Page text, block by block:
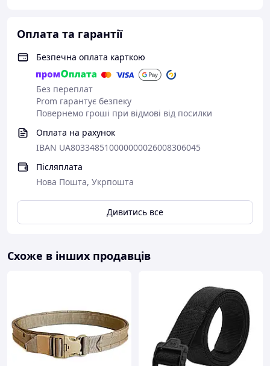
Оплата та гарантії
Безпечна оплата карткою
Без переплат
Prom гарантує безпеку
Повернемо гроші при відмові від посилки
Оплата на рахунок
IBAN UA803348510000000026008306045
Післяплата
Нова Пошта, Укрпошта
Дивитись все
Схоже в інших продавців